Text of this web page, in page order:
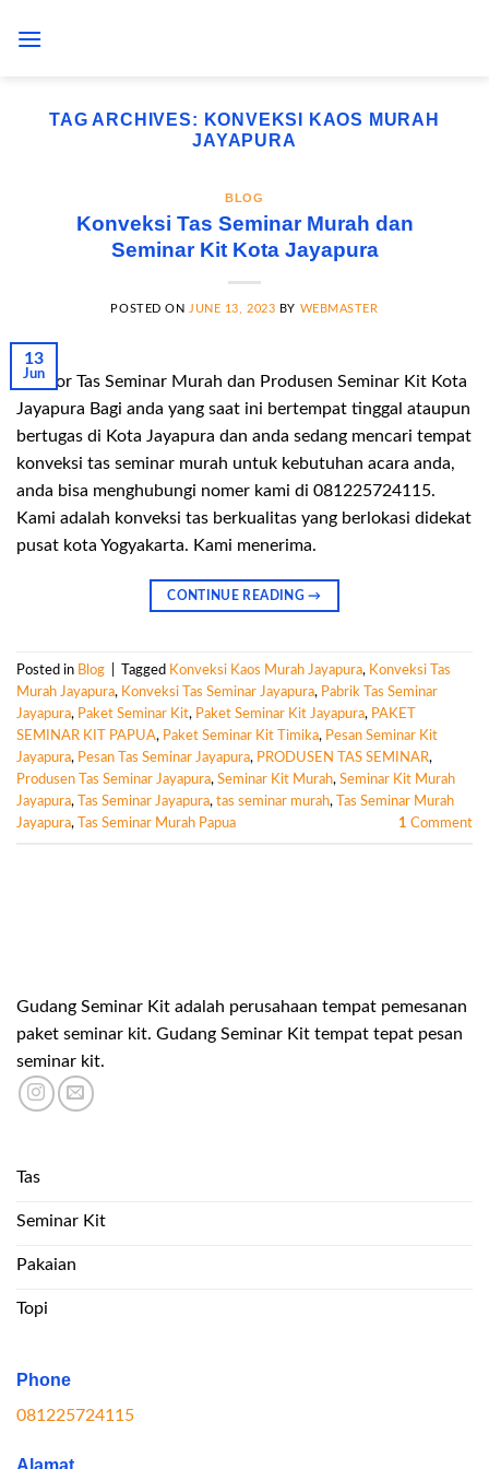
TAG ARCHIVES: KONVEKSI KAOS MURAH
JAYAPURA
BLOG
Konveksi Tas Seminar Murah dan
Seminar Kit Kota Jayapura
POSTED ON JUNE 13, 2023 BY WEBMASTER
13
Jun
Vendor Tas Seminar Murah dan Produsen Seminar Kit Kota
Jayapura Bagi anda yang saat ini bertempat tinggal ataupun
bertugas di Kota Jayapura dan anda sedang mencari tempat
konveksi tas seminar murah untuk kebutuhan acara anda,
anda bisa menghubungi nomer kami di 081225724115.
Kami adalah konveksi tas berkualitas yang berlokasi didekat
pusat kota Yogyakarta. Kami menerima.
CONTINUE READING→
Posted in Blog Tagged Konveksi Kaos Murah Jayapura, Konveksi Tas
Murah Jayapura, Konveksi Tas Seminar Jayapura, Pabrik Tas Seminar
Jayapura, Paket Seminar Kit, Paket Seminar Kit Jayapura, PAKET
SEMINAR KIT PAPUA, Paket Seminar Kit Timika, Pesan Seminar Kit
Jayapura, Pesan Tas Seminar Jayapura, PRODUSEN TAS SEMINAR,
Produsen Tas Seminar Jayapura, Seminar Kit Murah, Seminar Kit Murah
Jayapura, Tas Seminar Jayapura, tas seminar murah,
Tas Seminar Murah
Jayapura, Tas Seminar Murah Papua 1 Comment
Gudang Seminar Kit adalah perusahaan tempat pemesanan
paket seminar kit. Gudang Seminar Kit tempat tepat pesan
seminar kit.
Tas
Seminar Kit
Pakaian
Topi
Phone
081225724115
Alamat